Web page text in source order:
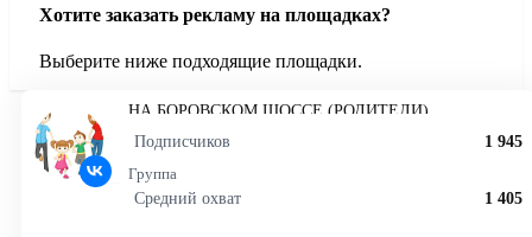
Книги, Аудиокниги и Подкасты
Искусство и дизайн
Экономика и Финансы
Хотите заказать рекламу на площадках?
Выберите ниже подходящие площадки.
НА БОРОВСКОМ ШОССЕ (РОДИТЕЛИ)
Группа
Подписчиков 1 945
Средний охват 1 405